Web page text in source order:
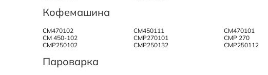
Кофемашина
CM470102 CM450111 CM470101
CM 450-102
CMP270101 CMP 270
CMP250102
CMP250132 CMP250112
Пароварка